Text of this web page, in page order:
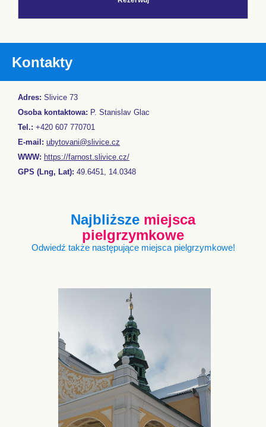
Kontakty
Adres: Slivice 73
Osoba kontaktowa: P. Stanislav Glac
Tel.: +420 607 770701
E-mail: ubytovani@slivice.cz
WWW: https://farnost.slivice.cz/
GPS (Lng, Lat): 49.6451, 14.0348
Najbliższe miejsca
pielgrzymkowe
Odwiedź także następujące miejsca pielgrzymkowe!